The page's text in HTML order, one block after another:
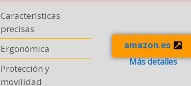
Características
precisas
Ergonómica
Protección y
movilidad
amazon.es
Más detalles